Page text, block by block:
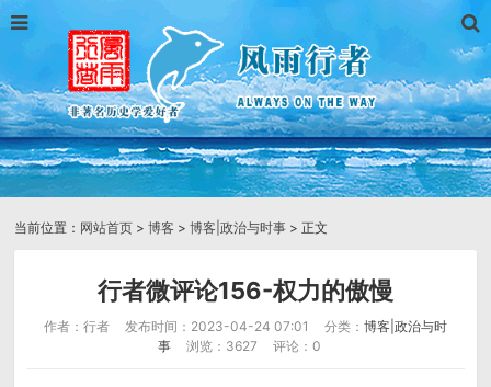
当前位置： 网站首页 >博客 >博客|政治与时事 > 正文
行者微评论156-权力的傲慢
作者：行者 发布时间：2023-04-24 07:01 分类： 博客|政治与时
事
浏览：3627 评论：0